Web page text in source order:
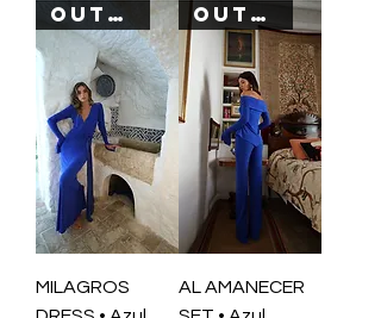
OUT OF STOCK
MILAGROS
OUT OF STOCK
AL AMANECER